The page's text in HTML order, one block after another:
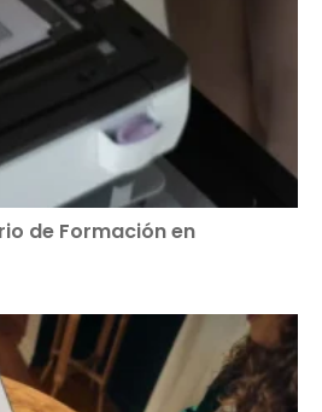
de Formación en